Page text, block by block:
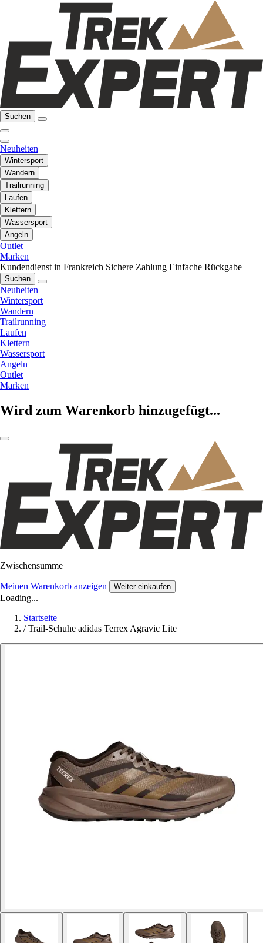
Suchen
Neuheiten
Wintersport
Wandern
Trailrunning
Laufen
Klettern
Wassersport
Angeln
Outlet
Marken
Kundendienst in Frankreich Sichere Zahlung Einfache Rückgabe
Suchen
Neuheiten
Wintersport
Wandern
Trailrunning
Laufen
Klettern
Wassersport
Angeln
Outlet
Marken
Wird zum Warenkorb hinzugefügt...
Zwischensumme
Meinen Warenkorb anzeigen Weiter einkaufen
Loading...
Startseite
/ Trail-Schuhe adidas Terrex Agravic Lite